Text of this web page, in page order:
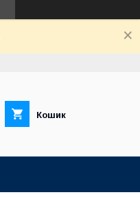
Кошик